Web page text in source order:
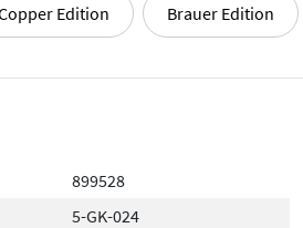
Edition Brauer Edition
899528
5-GK-024